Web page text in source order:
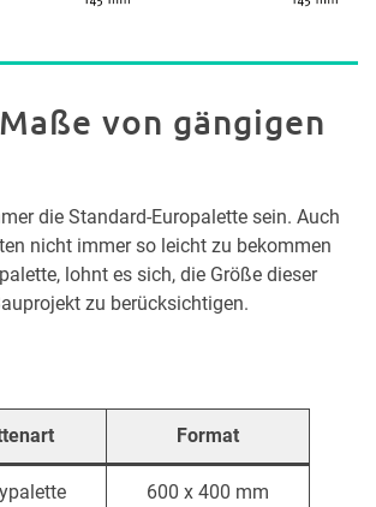
von gängigen
die Standard-Europalette sein. Auch
nicht immer so leicht zu bekommen
lohnt es sich, die Größe dieser
zu berücksichtigen.
Format
600 x 400 mm